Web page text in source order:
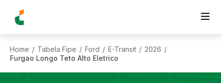
Home / Tabela Fipe / Ford / E-Transit / 2026 /
Furgao Longo Teto Alto Eletrico